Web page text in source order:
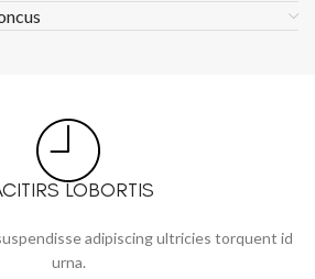
LOBORTIS
adipiscing ultricies torquent id
urna.